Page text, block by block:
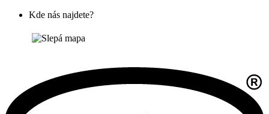
Kde nás najdete?